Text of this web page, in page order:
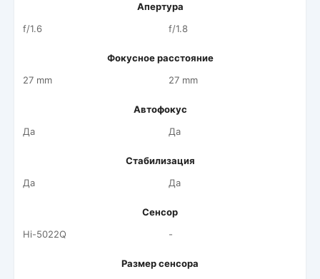
Апертура
f/1.6
f/1.8
Фокусное расстояние
27 mm
27 mm
Автофокус
Да
Да
Стабилизация
Да
Да
Сенсор
Hi-5022Q
-
Размер сенсора